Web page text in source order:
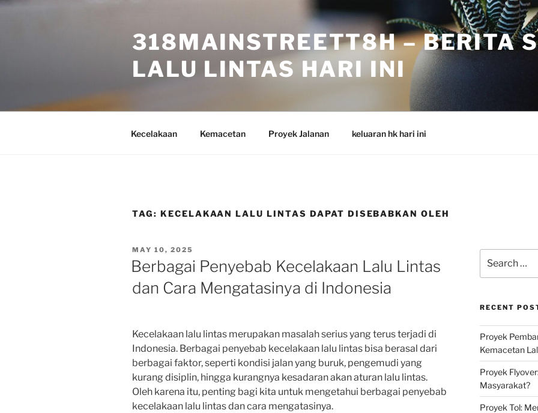
Skip
318MAINSTREETT8H – BERITA
LALU LINTAS HARI INI
Kecelakaan Kemacetan Proyek Jalanan keluaran hk hari ini
TAG: KECELAKAAN LALU LINTAS DAPAT DISEBABKAN OLEH
POSTED
ON
MAY 10, 2025
Berbagai Penyebab Kecelakaan Lalu Lintas
dan Cara Mengatasinya di Indonesia
Kecelakaan lalu lintas merupakan masalah serius yang terus terjadi di
Indonesia. Berbagai penyebab kecelakaan lalu lintas bisa berasal dari
berbagai faktor, seperti kondisi jalan yang buruk, pengemudi yang
kurang disiplin, hingga kurangnya kesadaran akan aturan lalu lintas.
Oleh karena itu, penting bagi kita untuk mengetahui berbagai penyebab
kecelakaan lalu lintas dan cara mengatasinya.
for:
RECENT
Proyek
Kemacetan
Proyek
Masyarakat?
Proyek Tol: